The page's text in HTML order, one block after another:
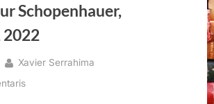
Schopenhauer,
By
Xavier Serrahima
a